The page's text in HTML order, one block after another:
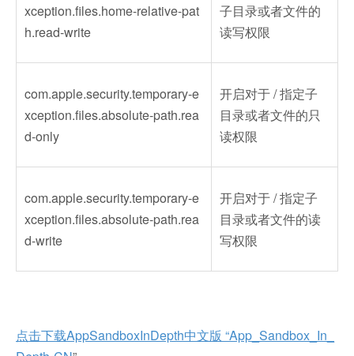
xception.files.home-relative-pat
h.read-write
子目录或者文件的
读写权限
com.apple.security.temporary-e
xception.files.absolute-path.rea
d-only
开启对于 / 指定子
目录或者文件的只
读权限
com.apple.security.temporary-e
xception.files.absolute-path.rea
d-write
开启对于 / 指定子
目录或者文件的读
写权限
点击下载AppSandboxInDepth中文版 “App_Sandbox_In_